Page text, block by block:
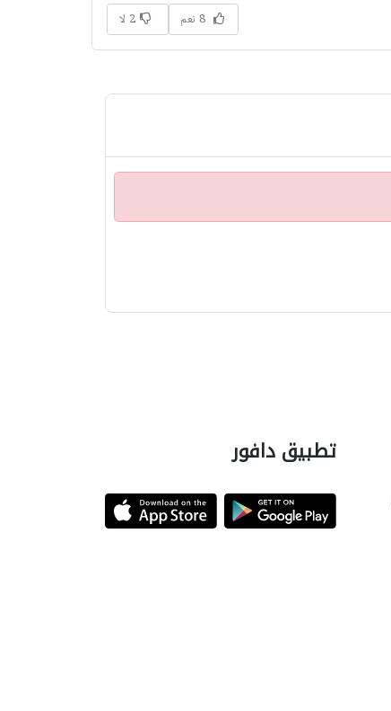
8 نعم 2 لا
تطبيق دافور